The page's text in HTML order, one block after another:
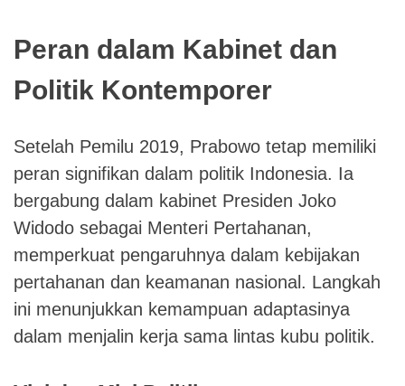
Peran dalam Kabinet dan
Politik Kontemporer
Setelah Pemilu 2019, Prabowo tetap memiliki
peran signifikan dalam politik Indonesia. Ia
bergabung dalam kabinet Presiden Joko
Widodo sebagai Menteri Pertahanan,
memperkuat pengaruhnya dalam kebijakan
pertahanan dan keamanan nasional. Langkah
ini menunjukkan kemampuan adaptasinya
dalam menjalin kerja sama lintas kubu politik.